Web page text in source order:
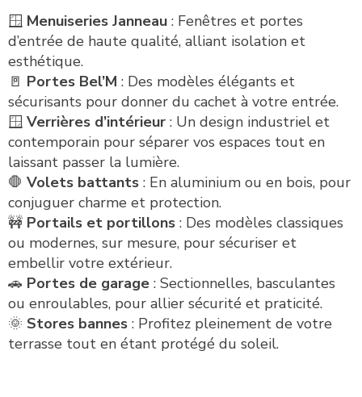
🪟 Menuiseries Janneau : Fenêtres et portes
d’entrée de haute qualité, alliant isolation et
esthétique.
🚪 Portes Bel’M : Des modèles élégants et
sécurisants pour donner du cachet à votre entrée.
🪟 Verrières d’intérieur : Un design industriel et
contemporain pour séparer vos espaces tout en
laissant passer la lumière.
🛑 Volets battants : En aluminium ou en bois, pour
conjuguer charme et protection.
🚧 Portails et portillons : Des modèles classiques
ou modernes, sur mesure, pour sécuriser et
embellir votre extérieur.
🚗 Portes de garage : Sectionnelles, basculantes
ou enroulables, pour allier sécurité et praticité.
🌞 Stores bannes : Profitez pleinement de votre
terrasse tout en étant protégé du soleil.